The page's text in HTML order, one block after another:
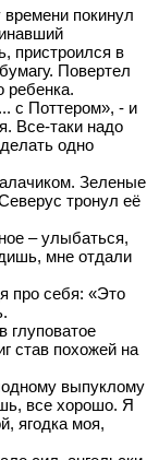
покинул
пристроился в
Повертел
ребенка.
с Поттером», - и
Все-таки надо
одно
Зеленые
тронул её
– улыбаться,
мне отдали
про себя: «Это
глуповатое
став похожей на
выпуклому
все хорошо. Я
ягодка моя,